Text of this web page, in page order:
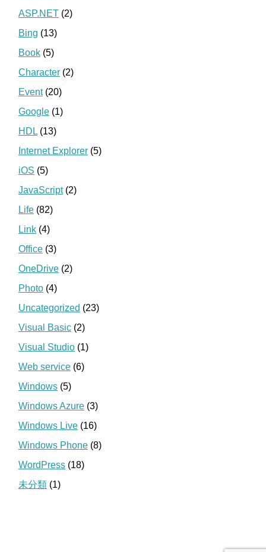
ASP.NET (2)
Bing (13)
Book (5)
Character (2)
Event(20)
Google (1)
HDL (13)
Internet Explorer (5)
iOS (5)
JavaScript(2)
Life (82)
Link (4)
Office (3)
OneDrive (2)
Photo (4)
Uncategorized (23)
Visual Basic (2)
Visual Studio (1)
Web service (6)
Windows (5)
Windows Azure (3)
Windows Live (16)
Windows Phone (8)
WordPress (18)
未分類 (1)